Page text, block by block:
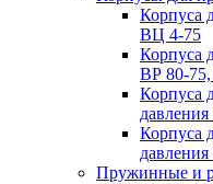
Корпуса
ВЦ 4-75
Корпуса
ВР 80-
Корпуса
Корпуса
Пружинные и